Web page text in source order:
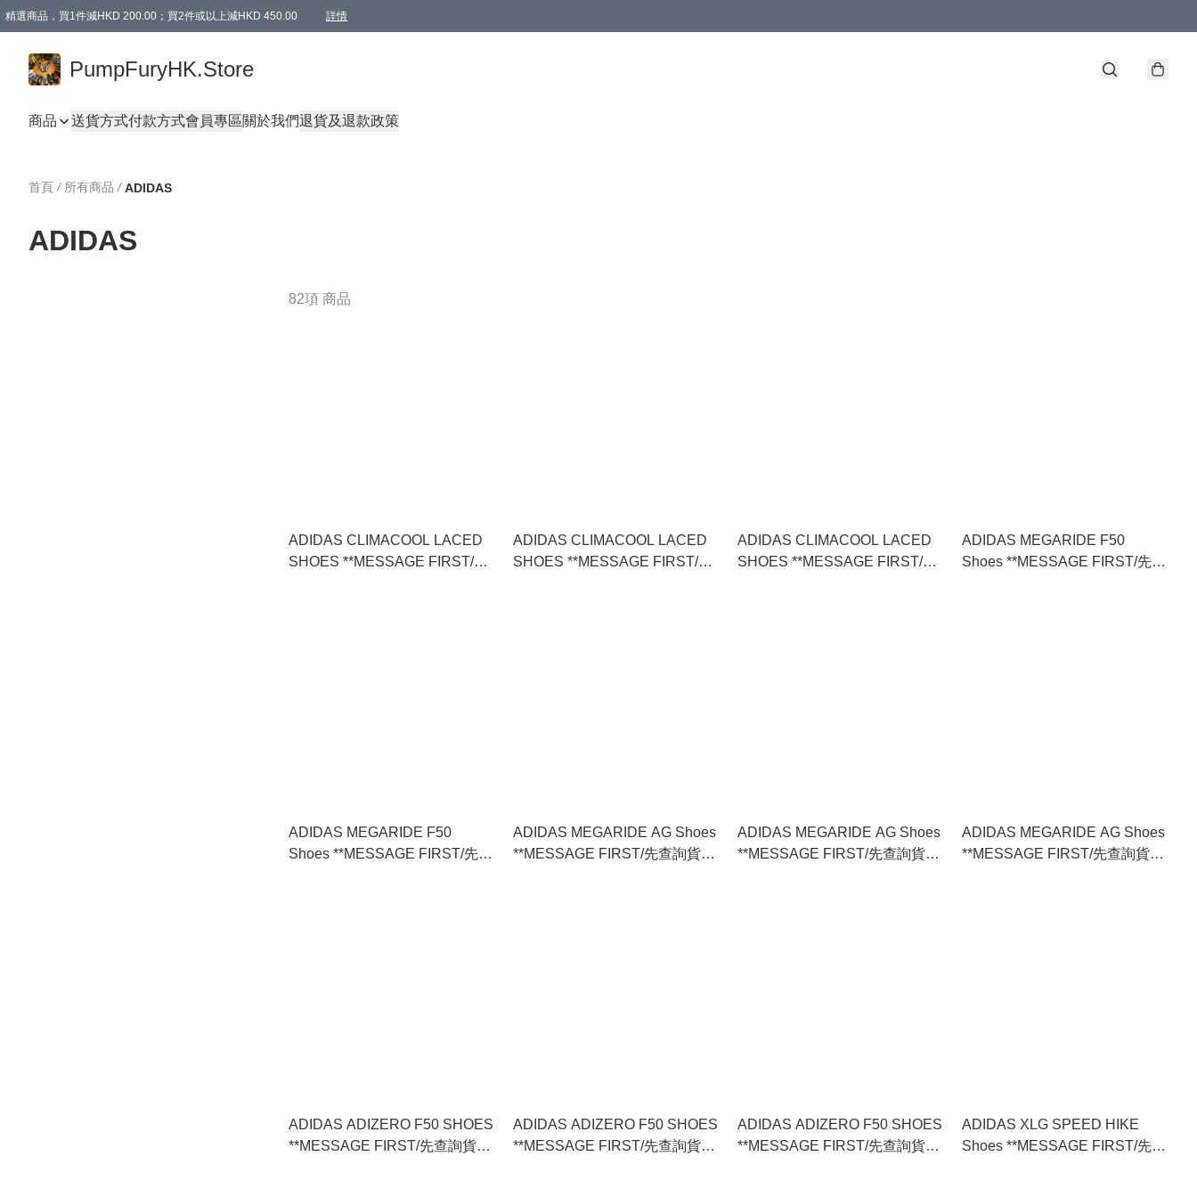
精選商品，買1件減HKD 200.00；買2件或以上減HKD 450.00 詳情
PumpFuryHK.Store
商品 送貨方式付款方式會員專區關於我們退貨及退款政策
首頁 / 所有商品 / ADIDAS
ADIDAS
82項 商品
ADIDAS CLIMACOOL LACED
SHOES **MESSAGE FIRST/先
ADIDAS CLIMACOOL LACED
SHOES **MESSAGE FIRST/先
ADIDAS CLIMACOOL LACED
SHOES **MESSAGE FIRST/先
ADIDAS MEGARIDE F50
Shoes **MESSAGE FIRST/先查
ADIDAS MEGARIDE F50
Shoes **MESSAGE FIRST/先查
ADIDAS MEGARIDE AG Shoes
**MESSAGE FIRST/先查詢貨存
ADIDAS MEGARIDE AG Shoes
**MESSAGE FIRST/先查詢貨存
ADIDAS MEGARIDE AG Shoes
**MESSAGE FIRST/先查詢貨存
ADIDAS ADIZERO F50 SHOES
**MESSAGE FIRST/先查詢貨存
ADIDAS ADIZERO F50 SHOES
**MESSAGE FIRST/先查詢貨存
ADIDAS ADIZERO F50 SHOES
**MESSAGE FIRST/先查詢貨存
ADIDAS XLG SPEED HIKE
Shoes **MESSAGE FIRST/先查